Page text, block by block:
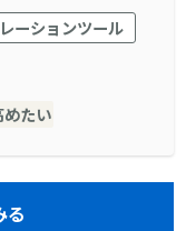
ーションツール
たい
る